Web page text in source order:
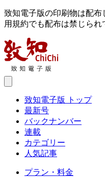
致知電子版の印刷物は配布
用規約でも配布は禁じられ
致知電子版 トップ
最新号
バックナンバー
連載
カテゴリー
人気記事
プラン・料金